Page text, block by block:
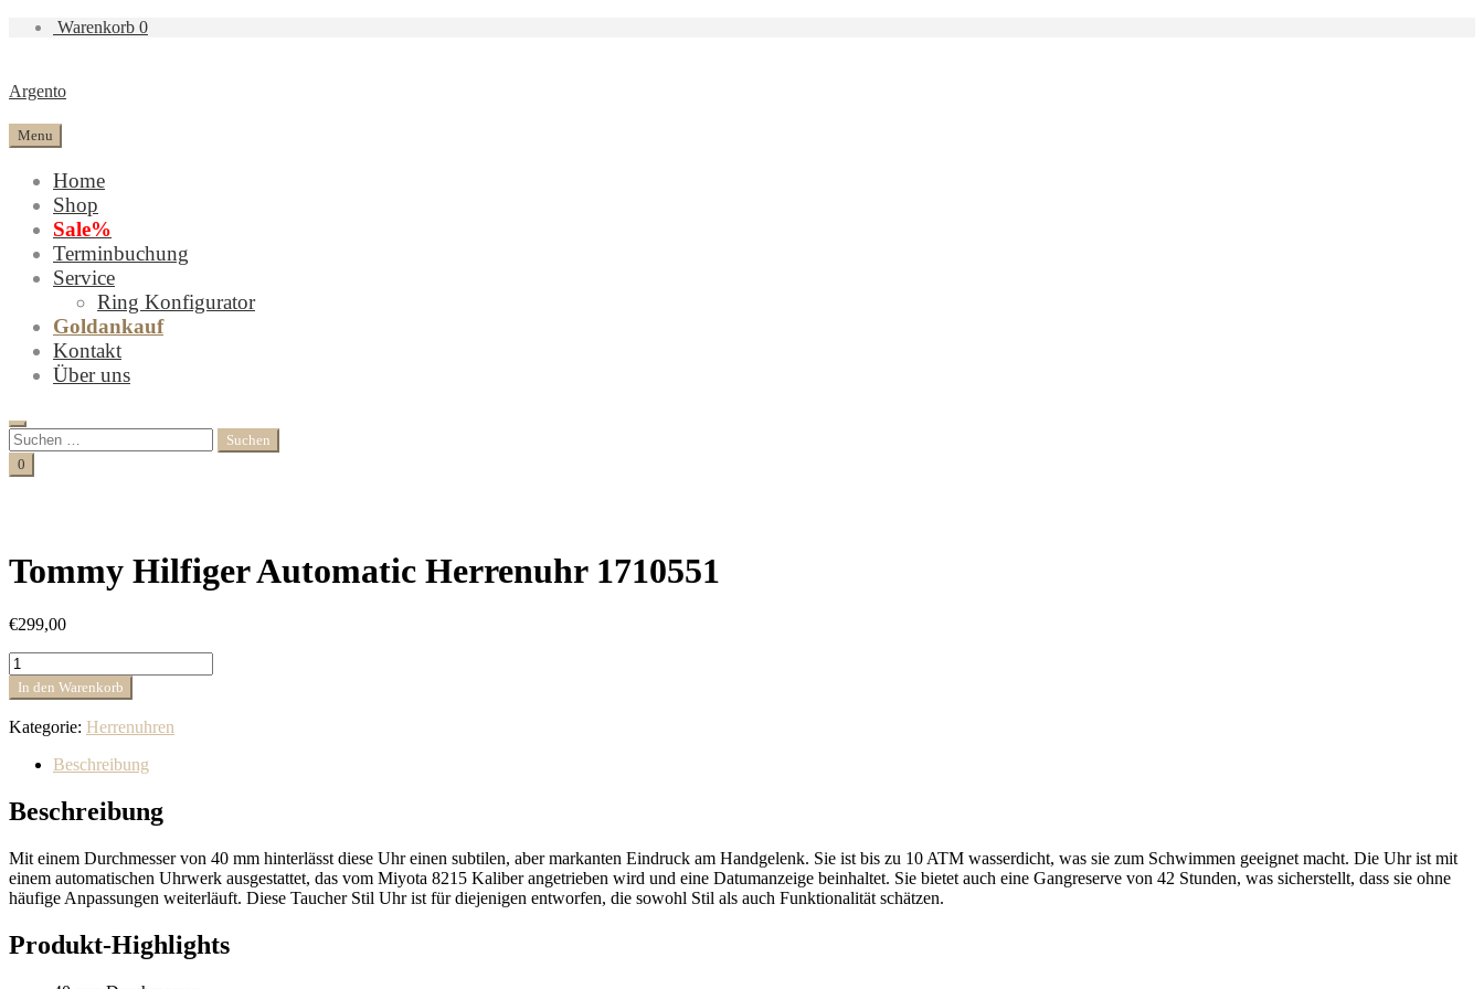
Warenkorb 0
Argento
Menu
Home
Shop
Sale%
Terminbuchung
Service
Ring Konfigurator
Goldankauf
Kontakt
Über uns
Search
Suchen
nach:
Cart
0
Tommy Hilfiger Automatic Herrenuhr 1710551
€299,00
Tommy
Hilfiger
Automatic
Herrenuhr
1710551
Menge
In den Warenkorb
Kategorie: Herrenuhren
Beschreibung
Beschreibung
Mit einem Durchmesser von 40 mm hinterlässt diese Uhr einen subtilen, aber markanten Eindruck am Handgelenk. Sie ist bis zu 10 ATM wasserdicht, was sie zum Schwimmen geeignet macht. Die Uhr ist mit
einem automatischen Uhrwerk ausgestattet, das vom Miyota 8215 Kaliber angetrieben wird und eine Datumanzeige beinhaltet. Sie bietet auch eine Gangreserve von 42 Stunden, was sicherstellt, dass sie ohne
häufige Anpassungen weiterläuft. Diese Taucher Stil Uhr ist für diejenigen entworfen, die sowohl Stil als auch Funktionalität schätzen.
Produkt-Highlights